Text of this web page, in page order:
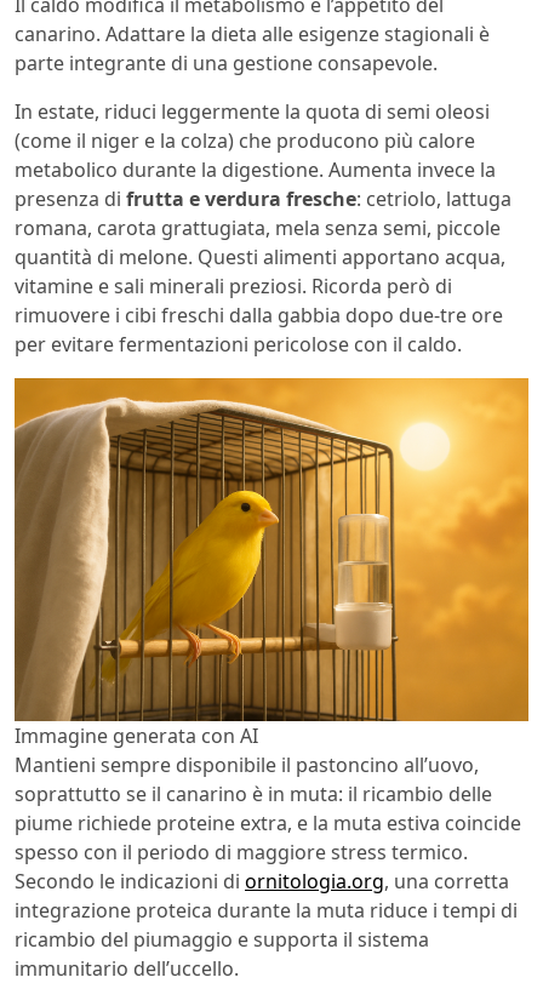
canarino. Adattare la dieta alle esigenze stagionali è
parte integrante di una gestione consapevole.
In estate, riduci leggermente la quota di semi oleosi
(come il niger e la colza) che producono più calore
metabolico durante la digestione. Aumenta invece la
presenza di frutta e verdura fresche: cetriolo, lattuga
romana, carota grattugiata, mela senza semi, piccole
quantità di melone. Questi alimenti apportano acqua,
vitamine e sali minerali preziosi. Ricorda però di
rimuovere i cibi freschi dalla gabbia dopo due-tre ore
per evitare fermentazioni pericolose con il caldo.
Immagine generata con AI
Mantieni sempre disponibile il pastoncino all’uovo,
soprattutto se il canarino è in muta: il ricambio delle
piume richiede proteine extra, e la muta estiva coincide
spesso con il periodo di maggiore stress termico.
Secondo le indicazioni di ornitologia.org, una corretta
integrazione proteica durante la muta riduce i tempi di
ricambio del piumaggio e supporta il sistema
immunitario dell’uccello.